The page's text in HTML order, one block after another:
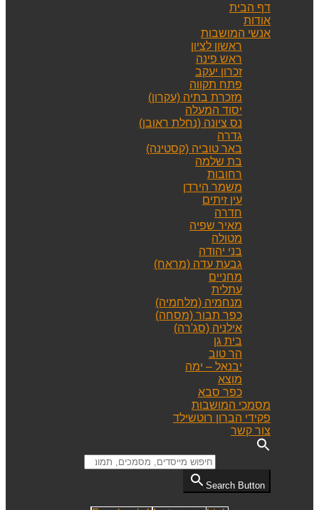
דף הבית
אודות
אנשי המושבות
ראשון לציון
ראש פינה
זכרון יעקב
פתח תקווה
מזכרת בתיה (עקרון)
יסוד המעלה
נס ציונה (נחלת ראובן)
גדרה
באר טוביה (קסטינה)
בת שלמה
רחובות
משמר הירדן
עין זיתים
חדרה
מאיר שפיה
מטולה
בני יהודה
גבעת עדה (מראח)
מחניים
עתלית
מנחמיה (מלחמיה)
כפר תבור (מסחה)
אילניה (סג'רה)
בית גן
הר טוב
יבנאל – ימה
מוצא
כפר סבא
מסמכי המושבות
פקידי הברון רוטשילד
צור קשר
Search Button